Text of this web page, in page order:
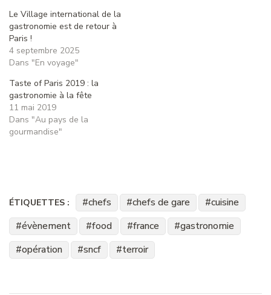
Le Village international de la
gastronomie est de retour à
Paris !
4 septembre 2025
Dans "En voyage"
Taste of Paris 2019 : la
gastronomie à la fête
11 mai 2019
Dans "Au pays de la
gourmandise"
ÉTIQUETTES : chefs chefs de gare
cuisine
évènement
food france
gastronomie
opération
sncf terroir